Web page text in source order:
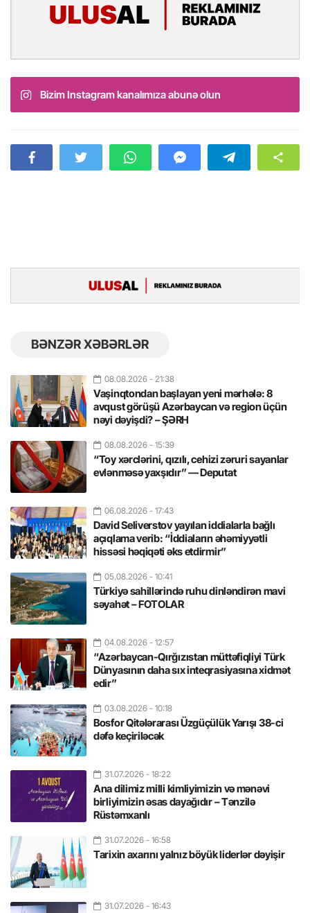
Bizim Instagram kanalımıza abunə olun
BƏNZƏR XƏBƏRLƏR
08.08.2026 - 21:38
Vaşinqtondan başlayan yeni mərhələ: 8
avqust görüşü Azərbaycan və region üçün
nəyi dəyişdi? – ŞƏRH
08.08.2026 - 15:39
“Toy xərclərini, qızılı, cehizi zəruri sayanlar
evlənməsə yaxşıdır” — Deputat
06.08.2026 - 17:43
David Seliverstov yayılan iddialarla bağlı
açıqlama verib: “İddiaların əhəmiyyətli
hissəsi həqiqəti əks etdirmir”
05.08.2026 - 10:41
Türkiyə sahillərində ruhu dinləndirən mavi
səyahət – FOTOLAR
04.08.2026 - 12:57
“Azərbaycan-Qırğızıstan müttəfiqliyi Türk
Dünyasının daha sıx inteqrasiyasına xidmət
edir”
03.08.2026 - 10:18
Bosfor Qitələrarası Üzgüçülük Yarışı 38-ci
dəfə keçiriləcək
31.07.2026 - 18:22
Ana dilimiz milli kimliyimizin və mənəvi
birliyimizin əsas dayağıdır – Tənzilə
Rüstəmxanlı
31.07.2026 - 16:58
Tarixin axarını yalnız böyük liderlər dəyişir
31.07.2026 - 16:43